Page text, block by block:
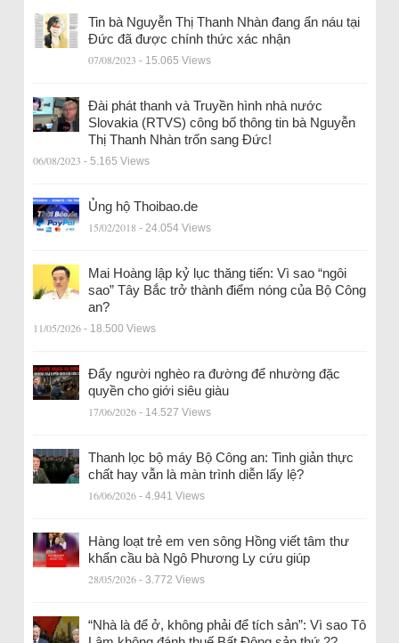
Tin bà Nguyễn Thị Thanh Nhàn đang ẩn náu tại
Đức đã được chính thức xác nhận
07/08/2023 - 15.065 Views
Đài phát thanh và Truyền hình nhà nước
Slovakia (RTVS) công bố thông tin bà Nguyễn
Thị Thanh Nhàn trốn sang Đức!
06/08/2023 - 5.165 Views
Ủng hộ Thoibao.de
15/02/2018 - 24.054 Views
Mai Hoàng lập kỷ lục thăng tiến: Vì sao “ngôi
sao” Tây Bắc trở thành điểm nóng của Bộ Công
an?
11/05/2026 - 18.500 Views
Đẩy người nghèo ra đường để nhường đặc
quyền cho giới siêu giàu
17/06/2026 - 14.527 Views
Thanh lọc bộ máy Bộ Công an: Tinh giản thực
chất hay vẫn là màn trình diễn lấy lệ?
16/06/2026 - 4.941 Views
Hàng loạt trẻ em ven sông Hồng viết tâm thư
khẩn cầu bà Ngô Phương Ly cứu giúp
28/05/2026 - 3.772 Views
“Nhà là để ở, không phải để tích sản”: Vì sao Tô